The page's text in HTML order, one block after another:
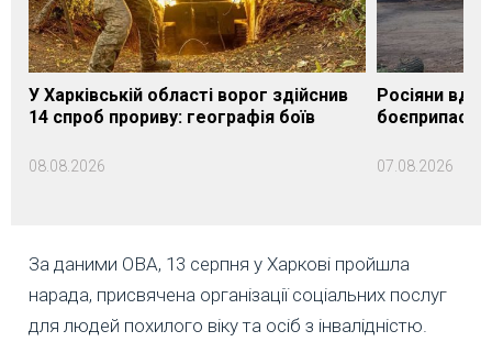
У Харківській області ворог здійснив
14 спроб прориву: географія боїв
08.08.2026
Росіяни
07.08.2026
За даними ОВА, 13 серпня у Харкові пройшла
нарада, присвячена організації соціальних послуг
для людей похилого віку та осіб з інвалідністю.